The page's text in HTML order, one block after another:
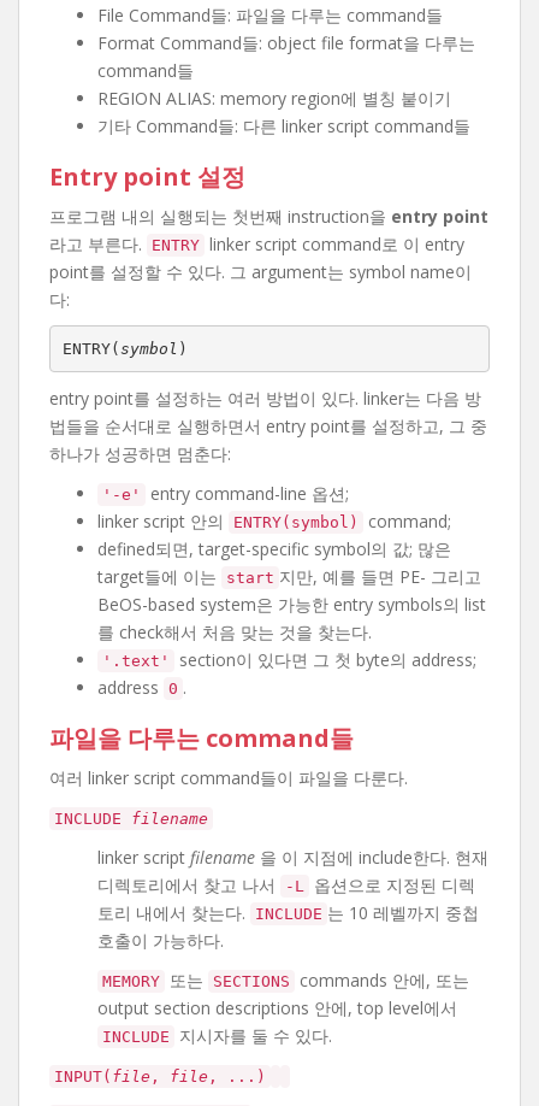
File Command들: 파일을 다루는 command들
Format Command들: object file format을 다루는
command들
REGION ALIAS: memory region에 별칭 붙이기
기타 Command들: 다른 linker script command들
Entry point 설정
프로그램 내의 실행되는 첫번째 instruction을 entry point
라고 부른다.
ENTRY linker script command로 이 entry
point를 설정할 수 있다. 그 argument는 symbol name이
다:
ENTRY(symbol )
entry point를 설정하는 여러 방법이 있다. linker는 다음 방
법들을 순서대로 실행하면서 entry point를 설정하고, 그 중
하나가 성공하면 멈춘다:
'-e'
entry command-line 옵션;
linker script 안의
ENTRY(symbol)
command;
defined되면, target-specific symbol의 값; 많은
target들에 이는
start 지만, 예를 들면 PE- 그리고
BeOS-based system은 가능한 entry symbols의 list
를 check해서 처음 맞는 것을 찾는다.
'.text'
section이 있다면 그 첫 byte의 address;
address 0 .
파일을 다루는 command들
여러 linker script command들이 파일을 다룬다.
INCLUDE filename
linker script filename 을 이 지점에 include한다. 현재
디렉토리에서 찾고 나서
-L 옵션으로 지정된 디렉
토리 내에서 찾는다.
INCLUDE 는 10 레벨까지 중첩
호출이 가능하다.
MEMORY 또는 SECTIONS
commands 안에, 또는
output section descriptions 안에, top level에서
INCLUDE 지시자를 둘 수 있다.
INPUT( file , file , ...)